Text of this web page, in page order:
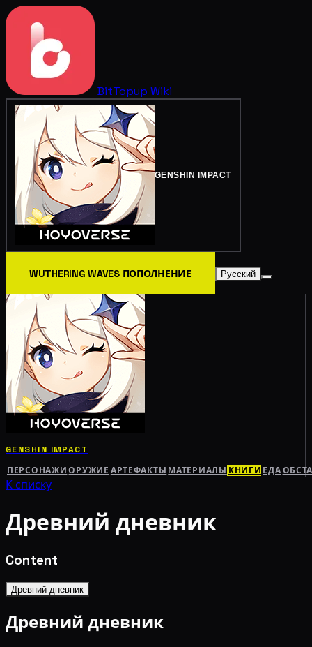
BitTopup Wiki
GENSHIN IMPACT
WUTHERING WAVES ПОПОЛНЕНИЕ Русский
GENSHIN IMPACT
ПЕРСОНАЖИ ОРУЖИЕ АРТЕФАКТЫ МАТЕРИАЛЫ КНИГИ ЕДА
К списку
Древний дневник
Content
Древний дневник
Древний дневник